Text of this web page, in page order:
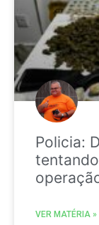
Policia:
VER MATÉRIA »